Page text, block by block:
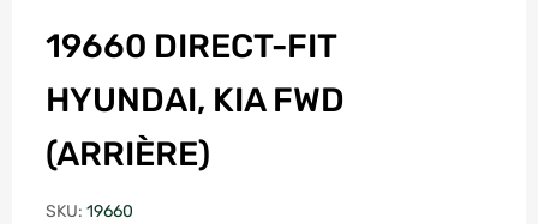
19660 DIRECT-FIT
HYUNDAI, KIA FWD
(ARRIÈRE)
SKU: 19660